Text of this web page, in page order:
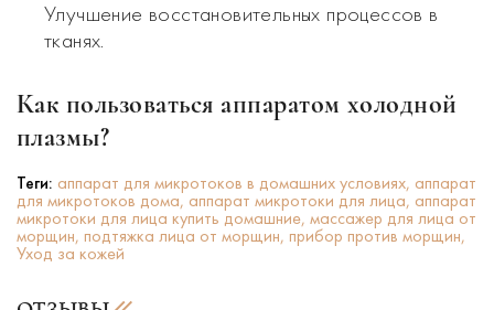
Улучшение восстановительных процессов в
тканях.
Как пользоваться аппаратом холодной
плазмы?
Теги: аппарат для микротоков в домашних условиях, аппарат
для микротоков дома, аппарат микротоки для лица, аппарат
микротоки для лица купить домашние, массажер для лица от
морщин, подтяжка лица от морщин, прибор против морщин,
Уход за кожей